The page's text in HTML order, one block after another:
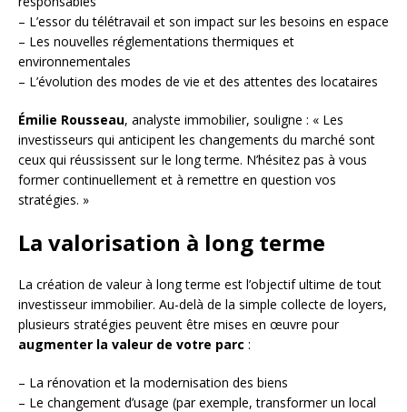
– L’essor du télétravail et son impact sur les besoins en espace
– Les nouvelles réglementations thermiques et
environnementales
– L’évolution des modes de vie et des attentes des locataires
Émilie Rousseau, analyste immobilier, souligne : « Les
investisseurs qui anticipent les changements du marché sont
ceux qui réussissent sur le long terme. N’hésitez pas à vous
former continuellement et à remettre en question vos
stratégies. »
La valorisation à long terme
La création de valeur à long terme est l’objectif ultime de tout
investisseur immobilier. Au-delà de la simple collecte de loyers,
plusieurs stratégies peuvent être mises en œuvre pour
augmenter la valeur de votre parc :
– La rénovation et la modernisation des biens
– Le changement d’usage (par exemple, transformer un local